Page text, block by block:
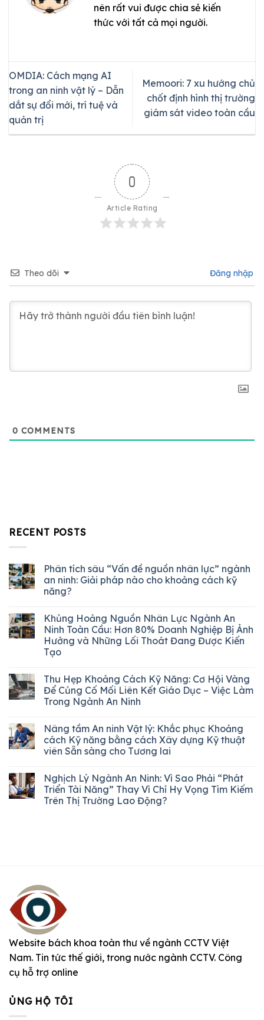
nên rất vui được chia sẻ kiến
thức với tất cả mọi người.
OMDIA: Cách mạng AI
trong an ninh vật lý – Dẫn
dắt sự đổi mới, trí tuệ và
quản trị
Memoori: 7 xu hướng chủ
chốt định hình thị trường
giám sát video toàn cầu
0
Article Rating
Theo dõi Đăng nhập
0 COMMENTS
RECENT POSTS
Phân tích sâu “Vấn đề nguồn nhân lực” ngành
an ninh: Giải pháp nào cho khoảng cách kỹ
năng?
Khủng Hoảng Nguồn Nhân Lực Ngành An
Ninh Toàn Cầu: Hơn 80% Doanh Nghiệp Bị Ảnh
Hưởng và Những Lối Thoát Đang Được Kiến
Tạo
Thu Hẹp Khoảng Cách Kỹ Năng: Cơ Hội Vàng
Để Củng Cố Mối Liên Kết Giáo Dục – Việc Làm
Trong Ngành An Ninh
Nâng tầm An ninh Vật lý: Khắc phục Khoảng
cách Kỹ năng bằng cách Xây dựng Kỹ thuật
viên Sẵn sàng cho Tương lai
Nghịch Lý Ngành An Ninh: Vì Sao Phải “Phát
Triển Tài Năng” Thay Vì Chỉ Hy Vọng Tìm Kiếm
Trên Thị Trường Lao Động?
Website bách khoa toàn thư về ngành CCTV Việt
Nam. Tin tức thế giới, trong nước ngành CCTV. Công
cụ hỗ trợ online
ỦNG HỘ TÔI